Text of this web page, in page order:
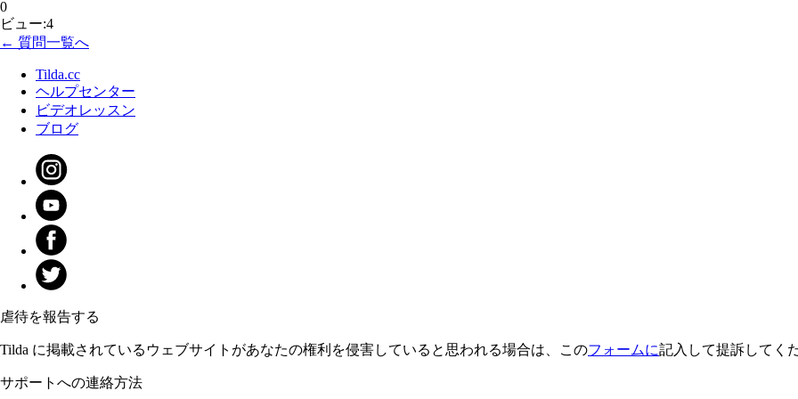
0
ビュー:4
← 質問一覧へ
Tilda.cc
ヘルプセンター
ビデオレッスン
ブログ
虐待を報告する
Tilda に掲載されているウェブサイトがあなたの権利を侵害していると思われる場合は、このフォームに記入して提訴してく
サポートへの連絡方法